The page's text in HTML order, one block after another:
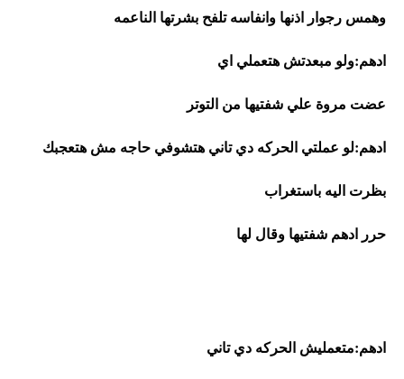
وهمس رجوار اذنها وانفاسه تلفح بشرتها الناعمه
ادهم:ولو مبعدتش هتعملي اي
عضت مروة علي شفتيها من التوتر
ادهم:لو عملتي الحركه دي تاني هتشوفي حاجه مش هتعجبك
بظرت اليه باستغراب
حرر ادهم شفتيها وقال لها
ادهم:متعمليش الحركه دي تاني